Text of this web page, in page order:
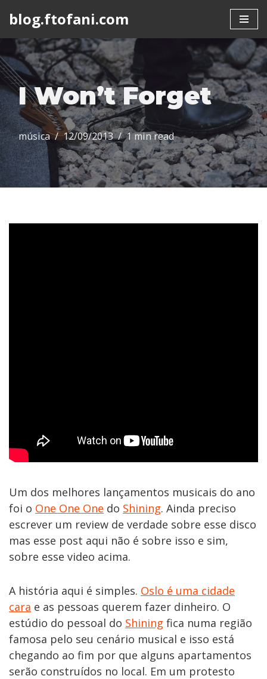
to
content
blog.ftofani.com
I Won’t Forget
música 12/09/2013 1 min read
Um dos melhores lançamentos musicais do ano
foi o One One One do Shining. Ainda preciso
escrever um review de verdade sobre esse disco
mas esse post aqui não é sobre isso e sim,
sobre esse video acima.
A história aqui é simples. Oslo é uma cidade
cara e as pessoas querem fazer dinheiro. O
estúdio do pessoal do Shining fica numa região
famosa pelo seu cenário musical e isso está
chegando ao fim por que alguns apartamentos
serão construídos no local. Em um protesto